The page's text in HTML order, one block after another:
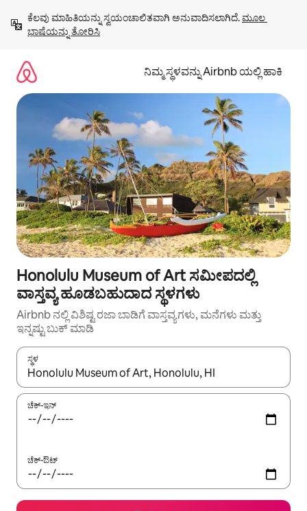
ಹೋಗಿ
ಕೆಲವು ಮಾಹಿತಿಯನ್ನು ಸ್ವಯಂಚಾಲಿತವಾಗಿ ಅನುವಾದಿಸಲಾಗಿದೆ. ಮೂಲ
ಭಾಷೆಯನ್ನು ತೋರಿಸಿ
ನಿಮ್ಮ ಸ್ಥಳವನ್ನು Airbnb ಯಲ್ಲಿ ಹಾಕಿ
Honolulu Museum of Art ಸಮೀಪದಲ್ಲಿ
ವಾಸ್ತವ್ಯ ಹೂಡಬಹುದಾದ ಸ್ಥಳಗಳು
Airbnb ನಲ್ಲಿ ವಿಶಿಷ್ಟ ರಜಾ ಬಾಡಿಗೆ ವಾಸ್ತವ್ಯಗಳು, ಮನೆಗಳು ಮತ್ತು
ಇನ್ನಷ್ಟು ಬುಕ್ ಮಾಡಿ
ಸ್ಥಳ
ಫಲಿತಾಂಶಗಳು ಲಭ್ಯವಿರುವಾಗ, ಅಪ್ ಮತ್ತು ಡೌನ್ ಬಾಣದ ಕೀಲಿಗಳೊಂದಿಗೆ
ಚೆಕ್-ಇನ್
ಚೆಕ್-ಔಟ್